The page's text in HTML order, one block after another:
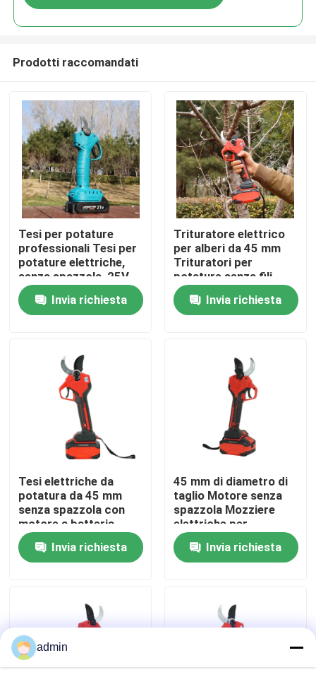
Casa.
Prodotti
Su di noi
display di fabbrica
Contattaci
Chiedi un preventivo
Mini Chainsaw tenuto in mano
motosega elettrica
Prodotti raccomandati
Tesi per potature
professionali Tesi per
potature elettriche,
senza spazzola, 25V
Tesi per potature
senza filiInvia richiesta
Trituratore elettrico
per alberi da 45 mm
Trituratori per
potature senza fili
Motore senza
spazzole per uso in
giardino
Invia richiesta
Tesi elettriche da
potatura da 45 mm
senza spazzola con
motore a batteria
Invia richiesta
45 mm di diametro di
taglio Motore senza
spazzola Mozziere
elettriche per
potatura con disegno
leggero da 1,3 kg
Invia richiesta
admin